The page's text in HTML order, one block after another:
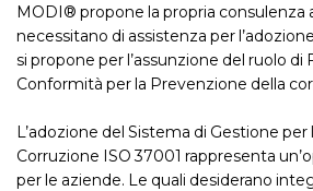
MODI® propone la propria consulenza
necessitano di assistenza per
si propone per l’assunzione del ruolo di
Conformità per la Prevenzione della
L’adozione del Sistema di Gestione
Corruzione ISO 37001 rappresenta
per le aziende. Le quali desiderano